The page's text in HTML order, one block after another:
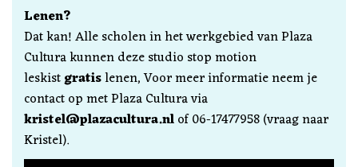
Lenen?
Dat kan! Alle scholen in het werkgebied van Plaza
Cultura kunnen deze studio stop motion
leskistgratislenen, Voor meer informatie neem je
contact op met Plaza Cultura via
kristel@plazacultura.nlof 06-17477958 (vraag naar
Kristel).